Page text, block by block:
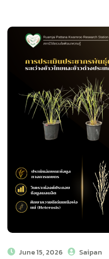
June 15, 2026 Saipan